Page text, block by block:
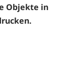
Objekte in